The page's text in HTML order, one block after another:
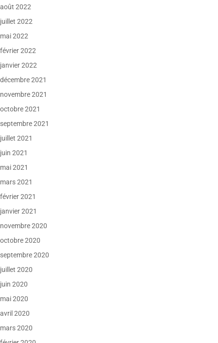
août 2022
juillet 2022
mai 2022
février 2022
janvier 2022
décembre 2021
novembre 2021
octobre 2021
septembre 2021
juillet 2021
juin 2021
mai 2021
mars 2021
février 2021
janvier 2021
novembre 2020
octobre 2020
septembre 2020
juillet 2020
juin 2020
mai 2020
avril 2020
mars 2020